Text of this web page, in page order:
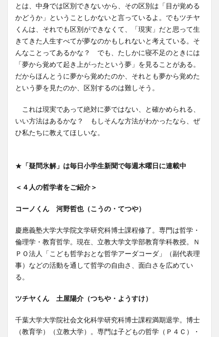
とは、中身では区別できないから、その区別は「目が覚める
かどうか」ということしかないと言っているよ。でもツチヤ
くんは、それでも区別ができなくて、「現実」だと思って生
きてきた人生すべてが夢なのかもしれないと考えている。そ
んなことってあるかな？ でも、たしかに寝不足のときには
「夢から覚めて起き上がったという夢」を見ることがある。
だからほんとうに夢から覚めたのか、それとも夢から覚めた
という夢を見たのか、区別するのは難しそう。
これは現実であって絶対に夢ではない、と確かめられる、
いい方法はあるかな？ もしそんな方法がわかったなら、ぜ
ひ私たちに教えてほしいな。
★ 「疑問氷解」は毎日小学生新聞で毎週木曜日に連載中
＜４人の哲学者をご紹介＞
コーノくん 河野哲也（こうの・てつや）
慶應義塾大学大学院文学研究科博士課程修了。専門は哲学・
倫理学・教育哲学。現在、立教大学文学部教育学科教授。Ｎ
ＰＯ法人「こども哲学おとな哲学アーダコーダ」（副代表理
事）などの活動を通して哲学の自由さ、面白さを広めてい
る。
ツチヤくん 土屋陽介（つちや・ようすけ）
千葉大学大学院社会文化科学研究科博士課程満期退学。博士
（教育学）（立教大学）。専門は子どもの哲学（Ｐ４Ｃ）・